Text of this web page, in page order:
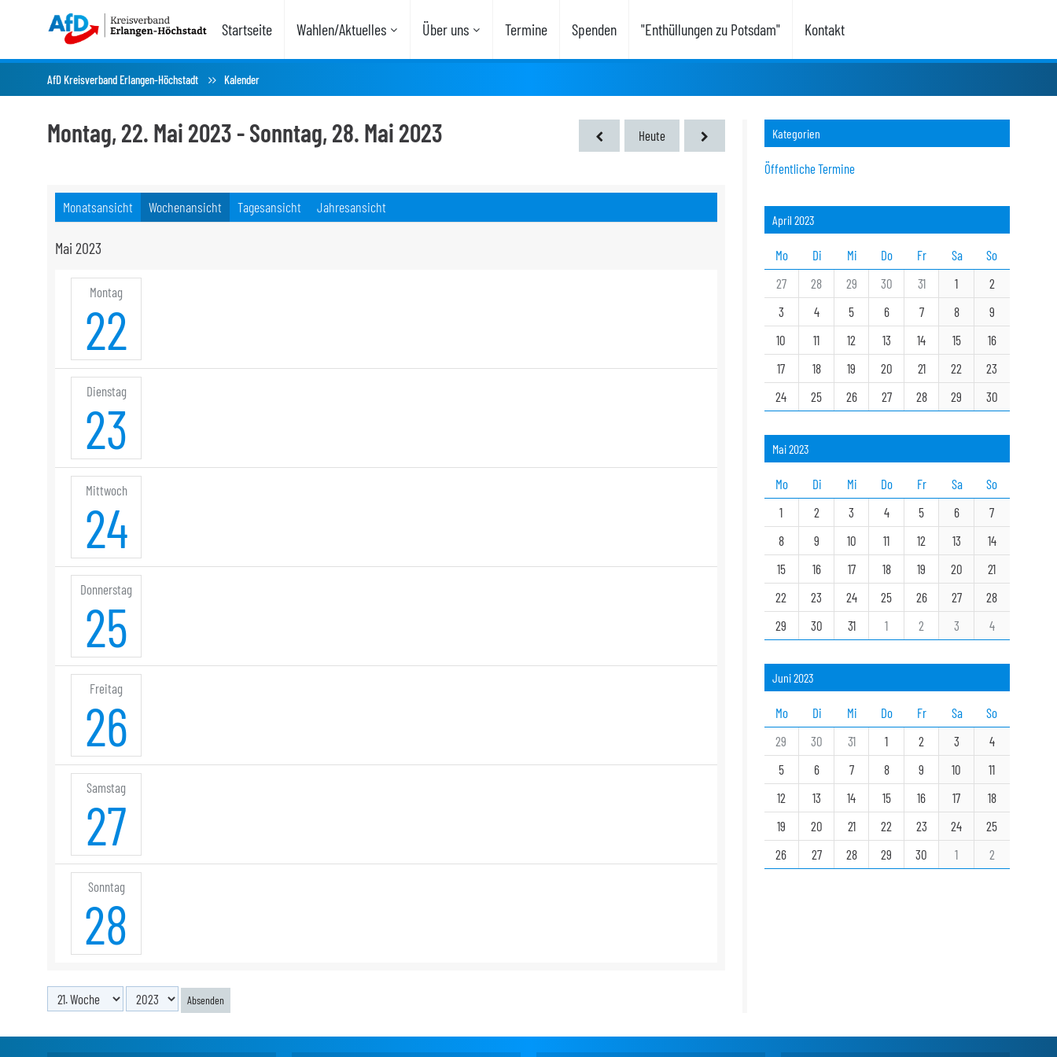
Startseite Wahlen/Aktuelles Über uns Termine Spenden "Enthüllungen zu Potsdam" Kontakt
AfD Kreisverband Erlangen-Höchstadt Kalender
Montag, 22. Mai 2023 - Sonntag, 28. Mai 2023 Heute
Monatsansicht Wochenansicht Tagesansicht Jahresansicht
Mai 2023
Montag
22
Dienstag
23
Mittwoch
24
Donnerstag
25
Freitag
26
Samstag
27
Sonntag
28
Absenden
Kategorien
Öffentliche Termine
April 2023
Mo Di Mi Do Fr Sa
So
27
28 29 30 31 1
2
3
4 5 6 7 8
9
10
11 12 13 14 15
16
17
18 19 20 21 22
23
24
25 26 27 28 29 30
Mai 2023
Mo Di Mi Do Fr Sa
So
1
2 3 4 5 6
7
8
9 10 11 12 13
14
15
16 17 18 19 20
21
22
23 24 25 26 27
28
29
30 31 1 2 3 4
Juni 2023
Mo Di Mi Do Fr Sa
So
29
30 31 1 2 3
4
5
6 7 8 9 10
11
12
13 14 15 16 17
18
19
20 21 22 23 24
25
26
27 28 29 30 1 2